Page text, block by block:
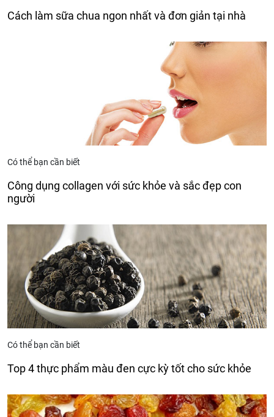
Cách làm sữa chua ngon nhất và đơn giản tại nhà
Có thể bạn cần biết
Công dụng collagen với sức khỏe và sắc đẹp con
người
Có thể bạn cần biết
Top 4 thực phẩm màu đen cực kỳ tốt cho sức khỏe